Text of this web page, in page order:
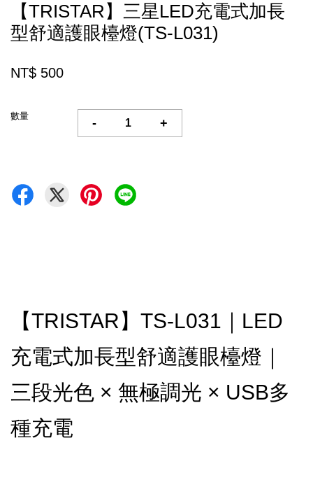
【TRISTAR】三星LED充電式加長
型舒適護眼檯燈(TS-L031)
NT$ 500
數量
- +
【TRISTAR】TS-L031｜LED
充電式加長型舒適護眼檯燈｜
三段光色 × 無極調光 × USB多
種充電